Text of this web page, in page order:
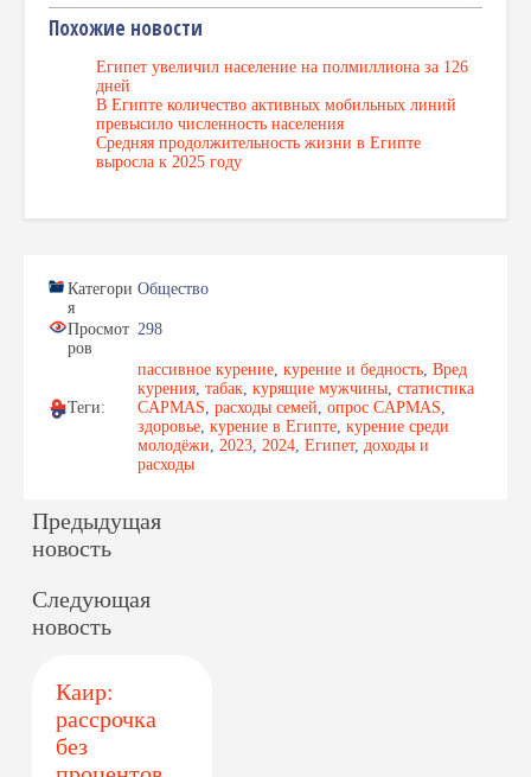
Похожие новости
Египет увеличил население на полмиллиона за 126
дней
В Египте количество активных мобильных линий
превысило численность населения
Средняя продолжительность жизни в Египте
выросла к 2025 году
Категори
я
Общество
Просмот
ров
298
Теги:
пассивное курение, курение и бедность, Вред
курения, табак, курящие мужчины, статистика
CAPMAS, расходы семей, опрос CAPMAS,
здоровье, курение в Египте, курение среди
молодёжи, 2023, 2024, Египет, доходы и
расходы
Предыдущая
новость
Следующая
новость
Каир:
рассрочка
без